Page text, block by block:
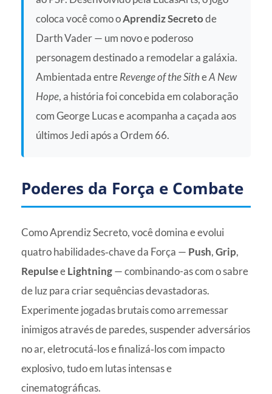
coloca você como oAprendiz Secretode
Darth Vader — um novo e poderoso
personagem destinado a remodelar a galáxia.
Ambientada entreRevenge of the SitheA New
Hope, a história foi concebida em colaboração
com George Lucas e acompanha a caçada aos
últimos Jedi após a Ordem 66.
Poderes da Força e Combate
Como Aprendiz Secreto, você domina e evolui
quatro habilidades‑chave da Força — Push,Grip,
RepulseeLightning— combinando-as com o sabre
de luz para criar sequências devastadoras.
Experimente jogadas brutais como arremessar
inimigos através de paredes, suspender adversários
no ar, eletrocutá‑los e finalizá‑los com impacto
explosivo, tudo em lutas intensas e
cinematográficas.